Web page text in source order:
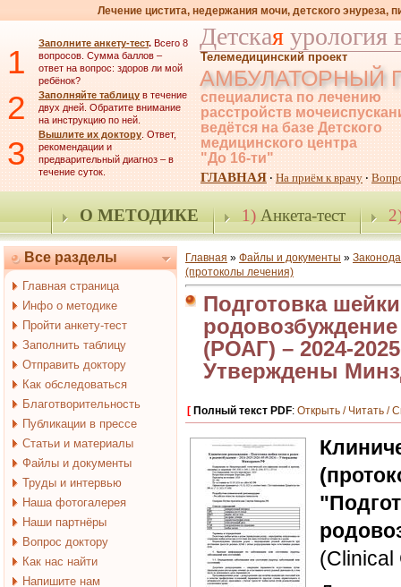
Лечение цистита, недержания мочи, детского энуреза,
1 Заполните анкету-тест. Всего 8
вопросов. Сумма баллов –
ответ на вопрос: здоров ли мой
ребёнок?
2 Заполняйте таблицу в течение
двух дней. Обратите внимание
на инструкцию по ней.
3 Вышлите их доктору. Ответ,
рекомендации и
предварительный диагноз – в
течение суток.
Детская урология
Телемедицинский проект
АМБУЛАТОРНЫЙ
специалиста по лечению
расстройств
ведётся на базе Детского
медицинского центра
"До 16-ти"
ГЛАВНАЯ · На приём к врачу ·
О МЕТОДИКЕ 1)Анкета-тест
Все разделы
Главная страница
Инфо о методике
Пройти анкету-тест
Заполнить таблицу
Отправить доктору
Как обследоваться
Благотворительность
Публикации в прессе
Статьи и материалы
Файлы и документы
Труды и интервью
Наша фотогалерея
Наши партнёры
Вопрос доктору
Как нас найти
Напишите нам
Главная » Файлы и документы »
(протоколы лечения)
Подготовка
(РОАГ) – 2024-
Утверждены
[ Полный текст PDF: Открыть / Читать /
(Clinical